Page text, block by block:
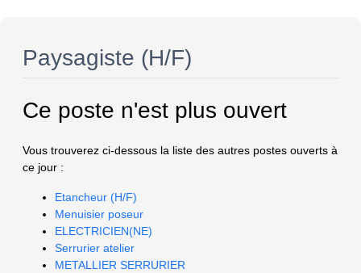
Paysagiste (H/F)
Ce poste n'est plus ouvert
Vous trouverez ci-dessous la liste des autres postes ouverts à
ce jour :
Etancheur (H/F)
Menuisier poseur
ELECTRICIEN(NE)
Serrurier atelier
METALLIER SERRURIER